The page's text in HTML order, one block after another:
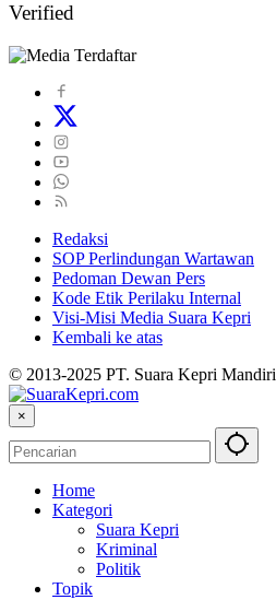
Verified
Redaksi
SOP Perlindungan Wartawan
Pedoman Dewan Pers
Kode Etik Perilaku Internal
Visi-Misi Media Suara Kepri
Kembali ke atas
© 2013-2025 PT. Suara Kepri Mandiri
×
Home
Kategori
Suara Kepri
Kriminal
Politik
Topik